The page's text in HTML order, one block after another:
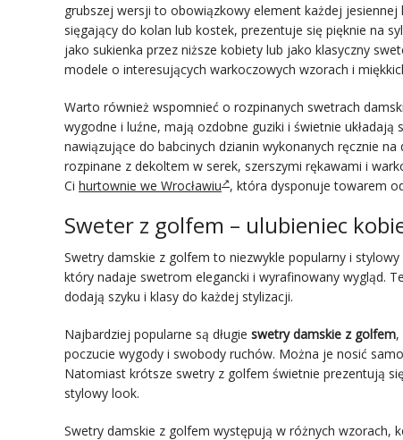
grubszej wersji to obowiązkowy element każdej jesiennej
sięgający do kolan lub kostek, prezentuje się pięknie na
jako sukienka przez niższe kobiety lub jako klasyczny
modele o interesujących warkoczowych wzorach i
Warto również wspomnieć o rozpinanych swetrach
wygodne i luźne, mają ozdobne guziki i świetnie układają
nawiązujące do babcinych dzianin wykonanych ręcznie
rozpinane z dekoltem w serek, szerszymi rękawami i
Ci hurtownie we Wrocławiu , która dysponuje towarem
Sweter z golfem – ulubieniec
Swetry damskie z golfem to niezwykle popularny i
który nadaje swetrom elegancki i wyrafinowany wygląd.
dodają szyku i klasy do każdej stylizacji.
Najbardziej popularne są długie swetry damskie z golfem,
poczucie wygody i swobody ruchów. Można je nosić
Natomiast krótsze swetry z golfem świetnie prezentują
stylowy look.
Swetry damskie z golfem występują w różnych